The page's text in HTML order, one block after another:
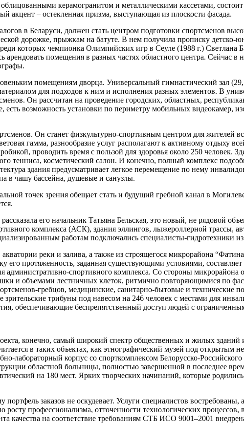
керамогранитом и металлическими кассетами,
акцент – остекленная призма, выступающая из плоскости фасада.
в Беларуси, должен стать центром подготовки спортсменов
дорожке, прыжкам на батуте. В нем получила прописку
которых чемпионка Олимпийских игр в Сеуле (1988 г.) Светлана
помещения в разных частях областного центра. Сейчас в
помещениям дворца. Универсальный гимнастический зал
для подходов к ним и исполнения разных элементов. В
Он рассчитан на проведение городских, областных,
возможность установки по периметру мобильных видеокамер,
Он станет физкультурно-спортивным центром для жителей
гамма, разнообразие услуг располагают к активному отдыху
проводить время с пользой для здоровья около 250 человек.
тенниса, косметический салон. И конечно, полный комплекс
здания предусматривает легкое перемещение по нему
в чашу бассейна, душевые и санузлы.
точек зрения обещает стать и будущий гребной канал в
его начальник Татьяна Бельская, это новый, не рядовой
комплекса (АСК), здания эллингов, лыжероллерной трассы,
работам подключались специалисты-гидротехники
реки и залива, а также из строящегося микрорайона
его протяженность, заданная существующими условиями,
административно-спортивного комплекса. Со стороны
и объемами лестничных клеток, ритмично повторяющимися по
гребцов, медицинские, санитарно-бытовые и технические
зрительские трибуны под навесом на 246 человек с местами для
обеспечивающие беспрепятственный доступ людей с
конечно, самый широкий спектр общественных и жилых
в таких объектах, как этнографический музей под открытым
лабораторный корпус со спорткомплексом Белорусско-
областной больницы, полностью завершенной в последнее
на 180 мест. Ярких творческих начинаний, которые
заказов не оскудевает. Услуги специалистов востребованы,
росту профессионализма, отточенности технологических
качества на соответствие требованиям СТБ ИСО 9001–2001